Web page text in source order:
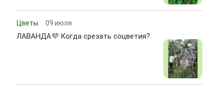
Цветы 09 июля
ЛАВАНДА💜 Когда срезать соцветия?